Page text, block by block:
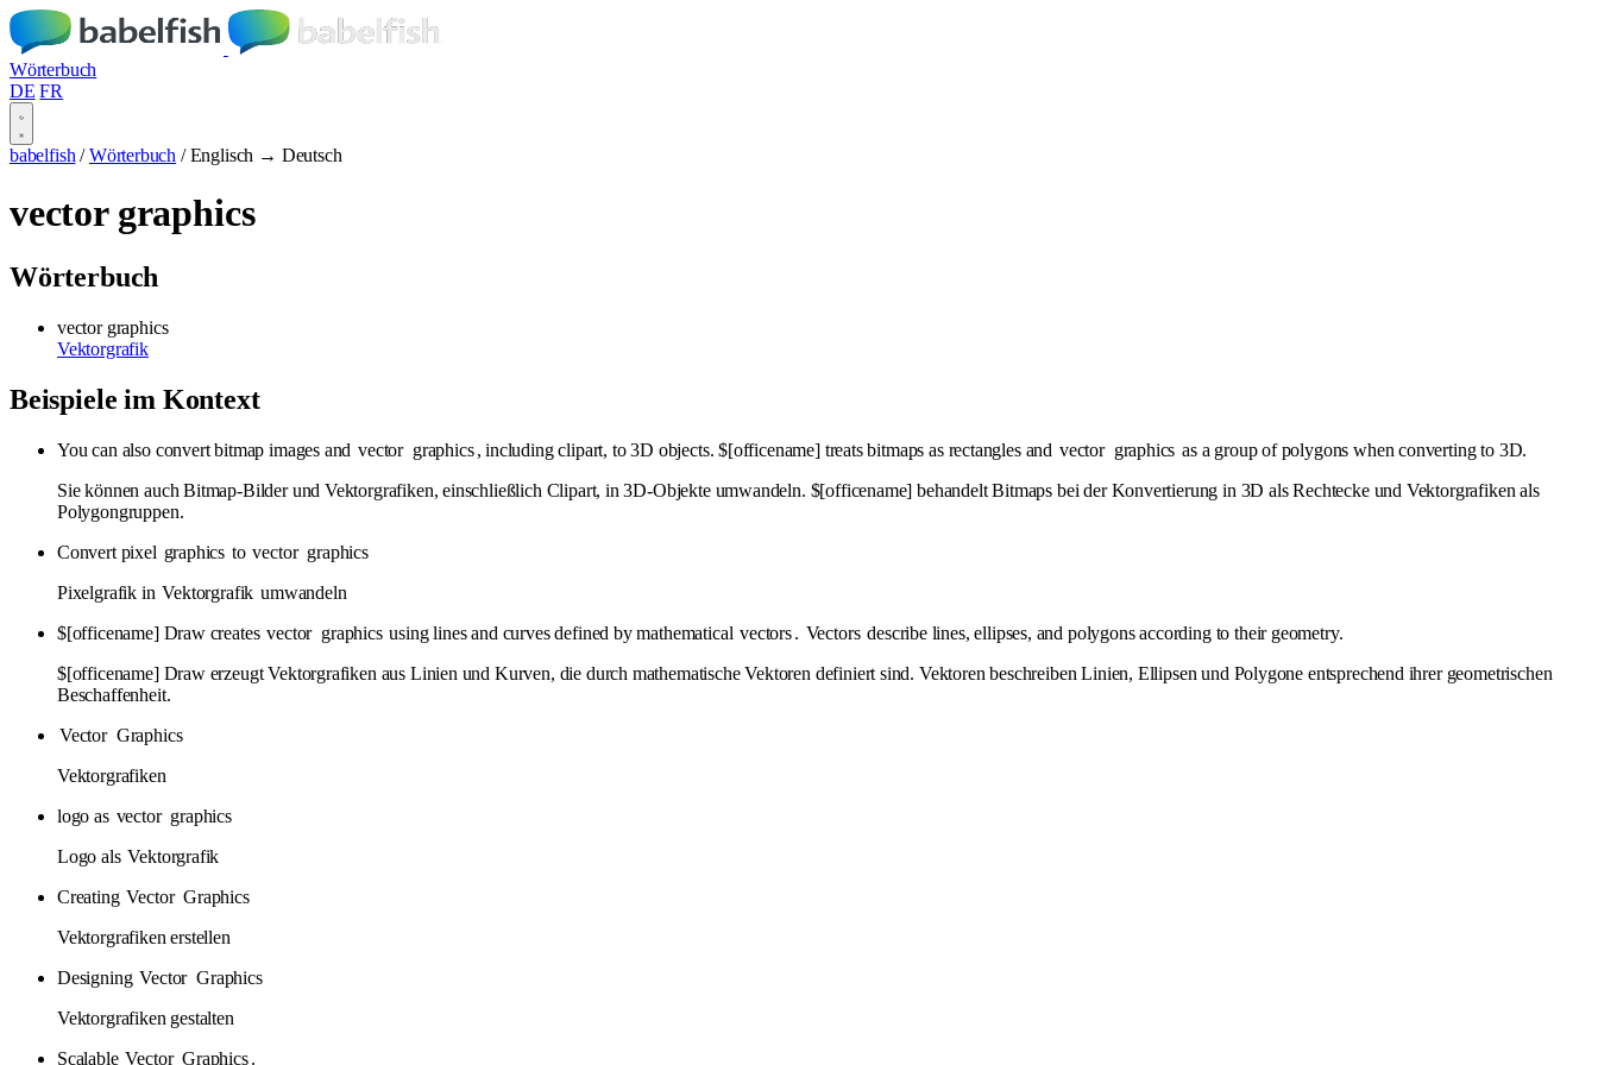
Wörterbuch
DE FR
babelfish / Wörterbuch / Englisch → Deutsch
vector graphics
Wörterbuch
vector graphics
Vektorgrafik
Beispiele im Kontext
You can also convert bitmap images and vector graphics , including clipart, to 3D objects. $[officename] treats bitmaps as rectangles and vector graphics as a group of polygons when converting to 3D.
Sie können auch Bitmap-Bilder und Vektorgrafiken, einschließlich Clipart, in 3D-Objekte umwandeln. $[officename] behandelt Bitmaps bei der Konvertierung in 3D als Rechtecke und Vektorgrafiken als
Polygongruppen.
Convert pixel graphics to vector graphics
Pixelgrafik in Vektorgrafik umwandeln
$[officename] Draw creates vector graphics using lines and curves defined by mathematical vectors. Vectors describe lines, ellipses, and polygons according to their geometry.
$[officename] Draw erzeugt Vektorgrafiken aus Linien und Kurven, die durch mathematische Vektoren definiert sind. Vektoren beschreiben Linien, Ellipsen und Polygone entsprechend ihrer geometrischen
Beschaffenheit.
Vector Graphics
Vektorgrafiken
logo as vector graphics
Logo als Vektorgrafik
Creating Vector Graphics
Vektorgrafiken erstellen
Designing Vector Graphics
Vektorgrafiken gestalten
Scalable Vector Graphics.